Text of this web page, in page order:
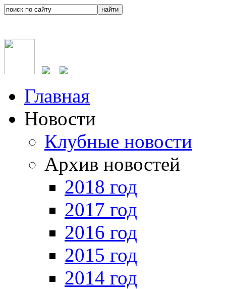
Главная
Новости
Клубные новости
Архив новостей
2018 год
2017 год
2016 год
2015 год
2014 год